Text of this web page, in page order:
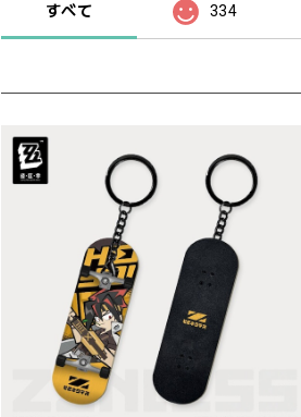
すべて 334